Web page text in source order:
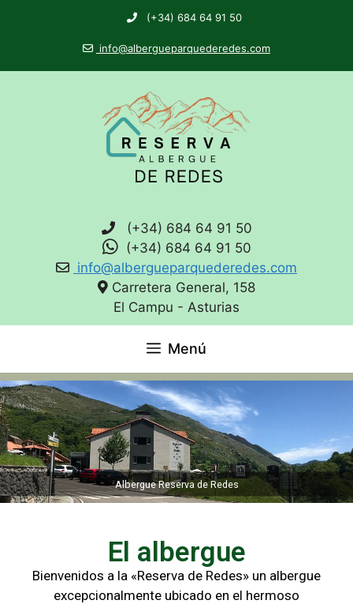
(+34) 684 64 91 50
info@albergueparquederedes.com
(+34) 684 64 91 50
(+34) 684 64 91 50
info@albergueparquederedes.com
Carretera General, 158
El Campu - Asturias
Menú
Albergue Reserva de Redes
El albergue
Bienvenidos a la «Reserva de Redes» un albergue
excepcionalmente ubicado en el hermoso